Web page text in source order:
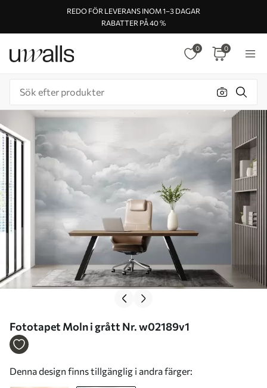
REDO FÖR LEVERANS INOM 1–3 DAGAR
RABATTER PÅ 40 %
0 0
Fototapet Moln i grått Nr. w02189v1
Denna design finns tillgänglig i andra färger: